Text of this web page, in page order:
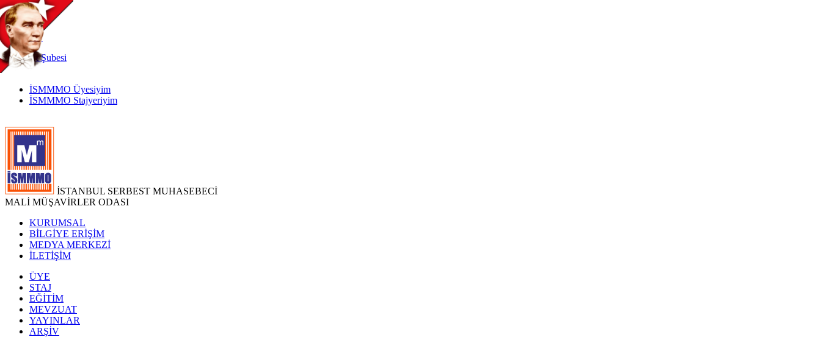
TR
|
EN
İnternetŞubesi
İSMMMO Üyesiyim
İSMMMO Stajyeriyim
İSTANBUL SERBEST MUHASEBECİ
MALİ MÜŞAVİRLER ODASI
KURUMSAL
BİLGİYE ERİŞİM
MEDYA MERKEZİ
İLETİŞİM
ÜYE
STAJ
EĞİTİM
MEVZUAT
YAYINLAR
ARŞİV